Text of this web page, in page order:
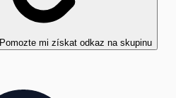
Pomozte mi získat odkaz na skupinu